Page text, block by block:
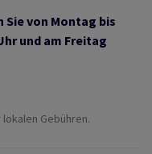
von Montag bis
und am Freitag
Gebühren.